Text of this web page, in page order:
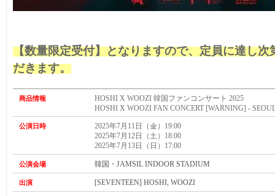
【数量限定受付】となりますので、定員に達し
だきます。
商品情報
HOSHI X WOOZI 韓国ファンコンサート 2025
HOSHI X WOOZI FAN CONCERT [WARNING] -
公演日時
2025年7月11日（金）19:00
2025年7月12日（土）18:00
2025年7月13日（日）17:00
公演会場 韓国・JAMSIL INDOOR STADIUM
出演 [SEVENTEEN] HOSHI, WOOZI